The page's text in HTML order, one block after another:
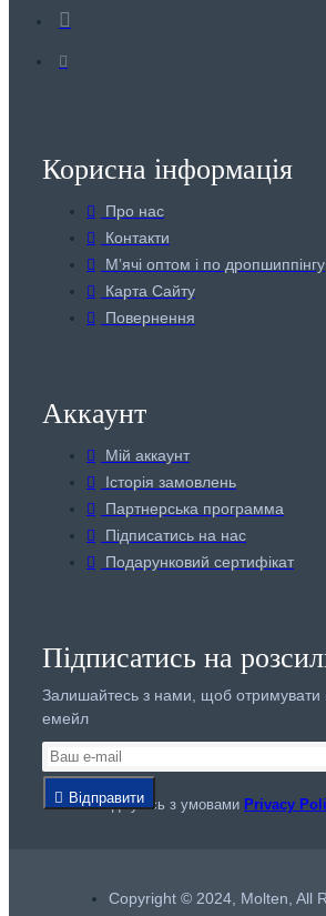
Корисна інформація
Про нас
Контакти
Мʼячі оптом і по дропшиппінгу
Карта Сайту
Повернення
Аккаунт
Мій аккаунт
Історія замовлень
Партнерська программа
Підписатись на нас
Подарунковий сертифікат
Підписатись на
Залишайтесь з нами, щоб отримувати
емейл
Відправити
Я погоджуюсь з умовами Privacy
Copyright © 2024, Molten, All